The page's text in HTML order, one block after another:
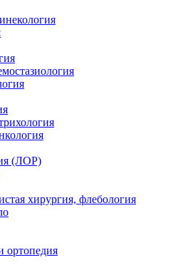
(ЛОР)
хирургия, флебология
ортопедия